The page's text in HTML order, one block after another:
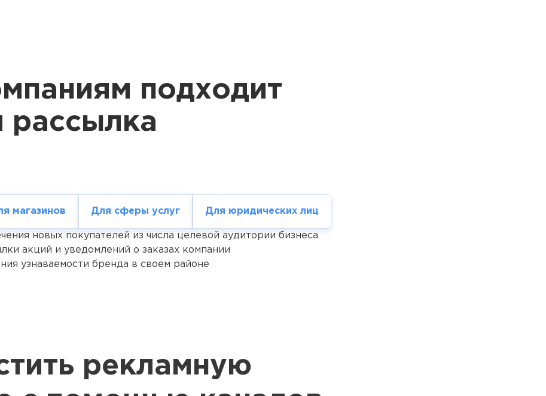
подходит
рассылка
магазинов Для сферы услуг Для юридических лиц
новых покупателей из числа целевой аудитории бизнеса
акций и уведомлений о заказах компании
узнаваемости бренда в своем районе
рекламную